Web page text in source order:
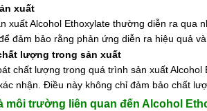
xuất
xuất Alcohol Ethoxylate thường diễn ra qua
đảm bảo rằng phản ứng diễn ra hiệu quả
lượng trong sản xuất
chất lượng trong quá trình sản xuất
nhận. Điều này không chỉ đảm bảo chất
môi trường liên quan đến Alcohol